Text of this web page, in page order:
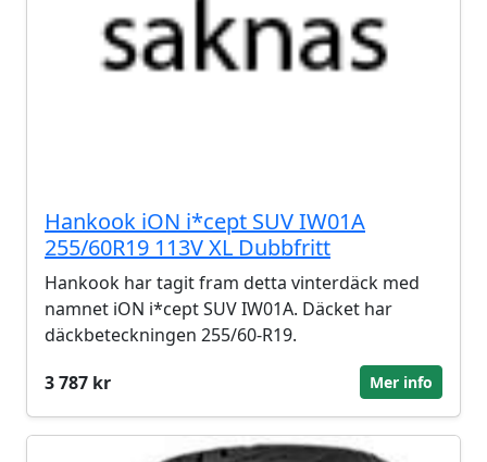
Hankook iON i*cept SUV IW01A
255/60R19 113V XL Dubbfritt
Hankook har tagit fram detta vinterdäck med
namnet iON i*cept SUV IW01A. Däcket har
däckbeteckningen 255/60-R19.
3 787 kr
Mer info